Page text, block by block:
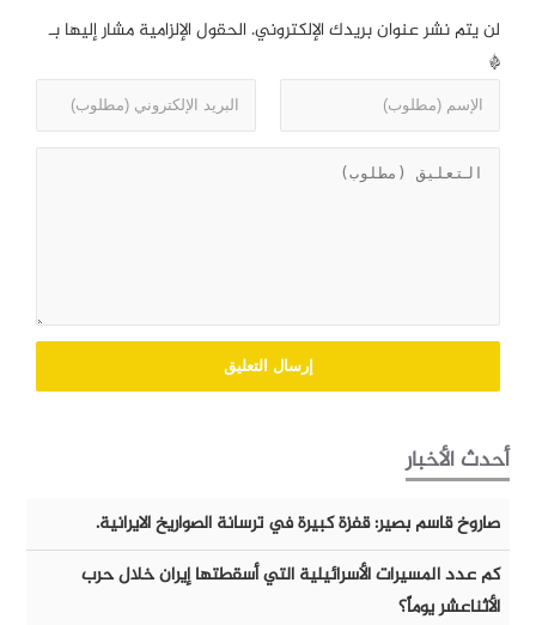
لن يتم نشر عنوان بريدك الإلكتروني. الحقول الإلزامية مشار إليها بـ
*
أحدث الأخبار
صاروخ قاسم بصير: قفزة كبيرة في ترسانة الصواريخ الايرانية.
كم عدد المسيرات الأسرائيلية التي أسقطتها إيران خلال حرب
الأثناعشر يوماً؟